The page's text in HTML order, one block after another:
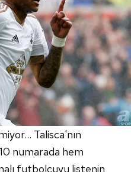
Talisca'nın
numarada hem
futbolcuyu listenin